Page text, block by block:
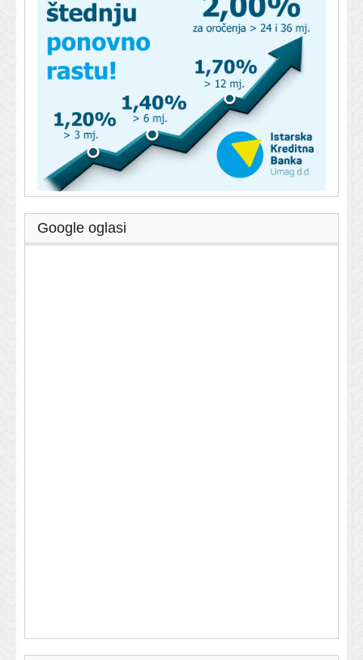
Google oglasi